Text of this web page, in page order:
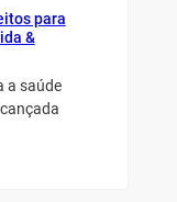
para
&
a saúde